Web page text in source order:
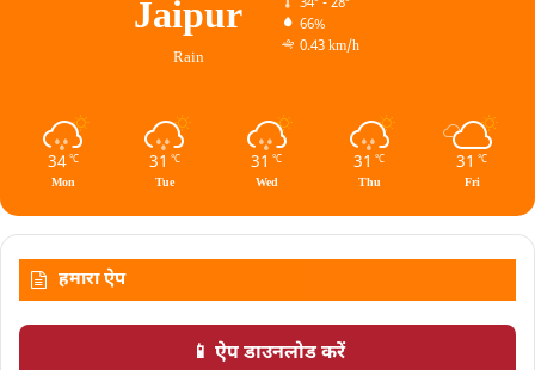
Jaipur
Rain
34º - 28º
66%
0.43 km/h
34 ℃
Mon
31 ℃
Tue
31 ℃
Wed
31 ℃
Thu
31 ℃
Fri
हमारा ऐप
📱 ऐप डाउनलोड करें